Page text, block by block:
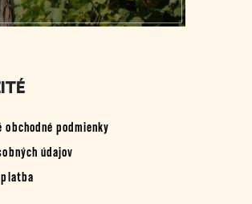
obchodné podmienky
údajov